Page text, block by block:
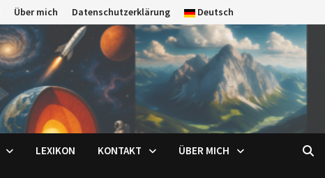
Über mich Datenschutzerklärung Deutsch
LEXIKON KONTAKT ÜBER MICH